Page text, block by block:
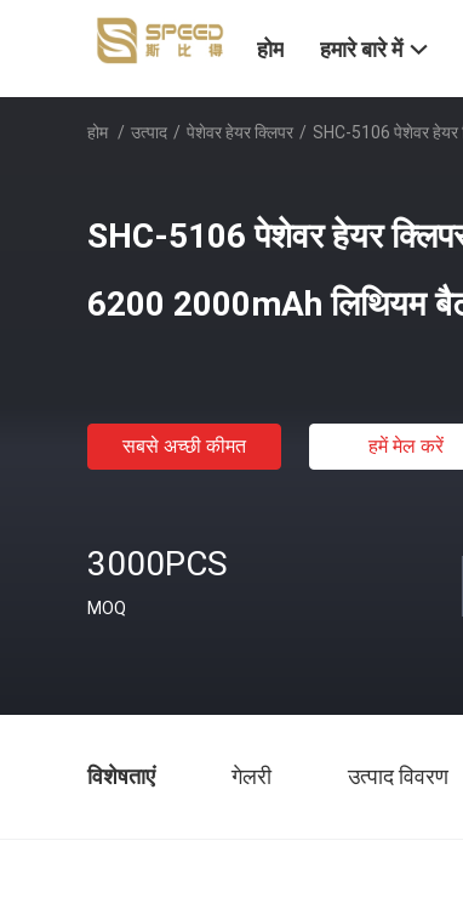
होम हमारे बारे में
होम / उत्पाद / पेशेवर हेयर क्लिपर / SHC-5106 पेशेवर हेयर
SHC-5106 पेशेवर हेयर
6200 2000mAh लिथियम
सबसे अच्छी कीमत हमें मेल करें
3000PCS
MOQ
विशेषताएं गेलरी उत्पाद विवरण